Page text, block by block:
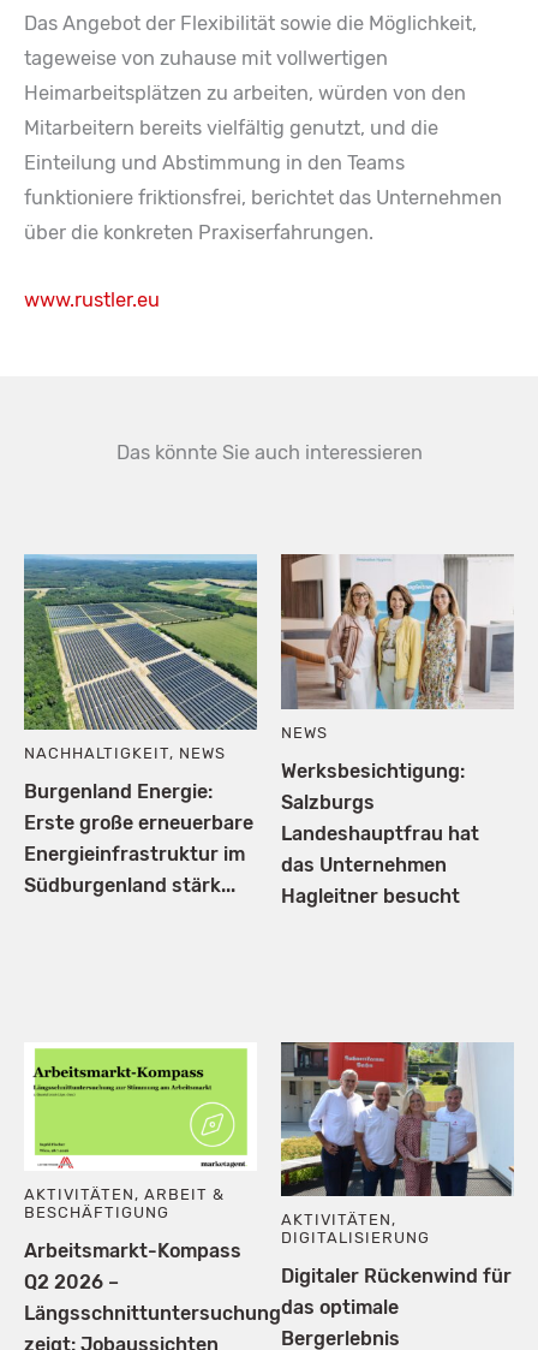
Das Angebot der Flexibilität sowie die Möglichkeit,
tageweise von zuhause mit vollwertigen
Heimarbeitsplätzen zu arbeiten, würden von den
Mitarbeitern bereits vielfältig genutzt, und die
Einteilung und Abstimmung in den Teams
funktioniere friktionsfrei, berichtet das Unternehmen
über die konkreten Praxiserfahrungen.
www.rustler.eu
Das könnte Sie auch interessieren
NACHHALTIGKEIT, NEWS
Burgenland Energie:
Erste große erneuerbare
Energieinfrastruktur im
Südburgenland stärk...
NEWS
Werksbesichtigung:
Salzburgs
Landeshauptfrau hat
das Unternehmen
Hagleitner besucht
AKTIVITÄTEN ,ARBEIT &
BESCHÄFTIGUNG
Arbeitsmarkt-Kompass
Q2 2026 –
Längsschnittuntersuchung
zeigt: Jobaussichten
AKTIVITÄTEN,
DIGITALISIERUNG
Digitaler Rückenwind für
das optimale
Bergerlebnis